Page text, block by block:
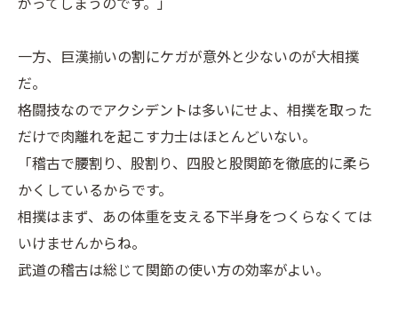
一方、巨漢揃いの割にケガが意外と少ないのが大相撲
だ。
格闘技なのでアクシデントは多いにせよ、相撲を取った
だけで肉離れを起こす力士はほとんどいない。
「稽古で腰割り、股割り、四股と股関節を徹底的に柔ら
かくしているからです。
相撲はまず、あの体重を支える下半身をつくらなくては
いけませんからね。
武道の稽古は総じて関節の使い方の効率がよい。